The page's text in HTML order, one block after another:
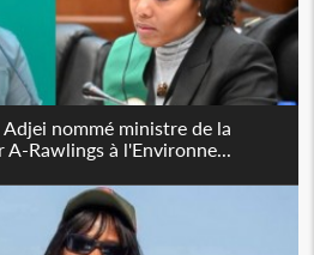
nommé ministre de la
A-Rawlings à l'Environne...